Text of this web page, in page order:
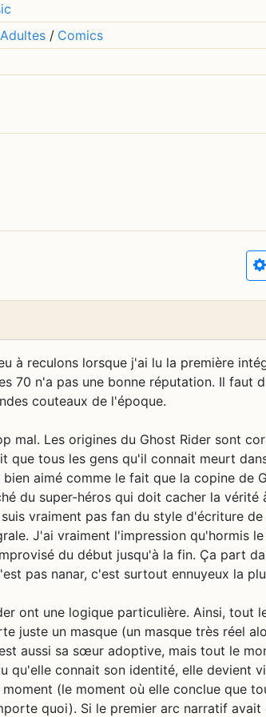
/ Comics
à reculons lorsque j'ai lu la première
70 n'a pas une bonne réputation. Il faut
couteaux de l'époque.
mal. Les origines du Ghost Rider sont
que tous les gens qu'il connait meurt
aimé comme le fait que la copine de
du super-héros qui doit cacher la vérité
vraiment pas fan du style d'écriture
J'ai vraiment l'impression qu'hormis
du début jusqu'à la fin. Ça part
pas nanar, c'est surtout ennuyeux la
ont une logique particulière. Ainsi, tout
juste un masque (un masque très réel
aussi sa sœur adoptive, mais tout le
qu'elle connait son identité, elle devient
(le moment où elle conclue que
quoi). Si le premier arc narratif avait